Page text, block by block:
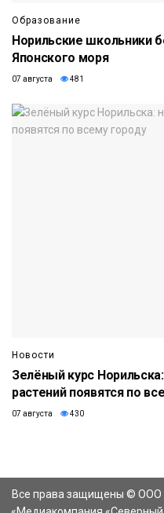
Образование
Норильские школьники
Японского моря
07 августа 481
Новости
Зелёный курс
растений появятся по
07 августа 430
Все права защищены © ООО